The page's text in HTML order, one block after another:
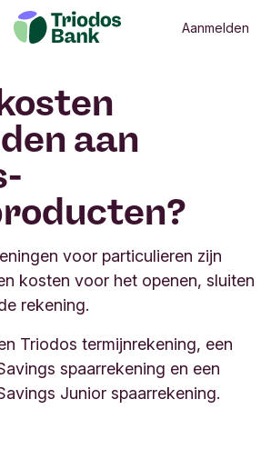
Aanmelden
aan
voor particulieren zijn
kosten voor het openen, sluiten
rekening.
Triodos termijnrekening, een
spaarrekening en een
Junior spaarrekening.